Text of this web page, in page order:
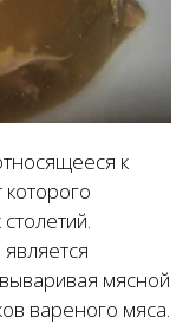
к
мясной
вареного мяса.